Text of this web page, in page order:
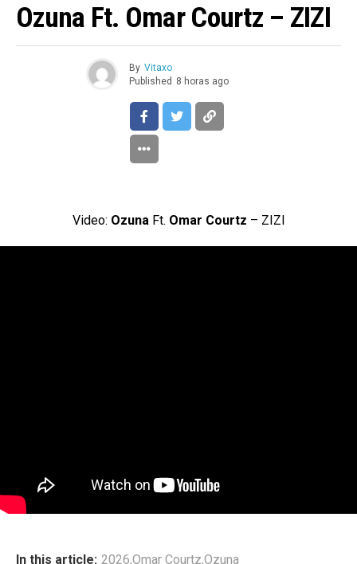
Ozuna Ft. Omar Courtz – ZIZI
By Vitaxo
Published 8 horas ago
Video: Ozuna Ft. Omar Courtz – ZIZI
In this article: 2026,Omar Courtz,Ozuna